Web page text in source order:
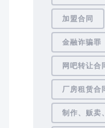
加盟合同
金融诈骗罪
网吧转让合
厂房租赁合
制作、贩卖